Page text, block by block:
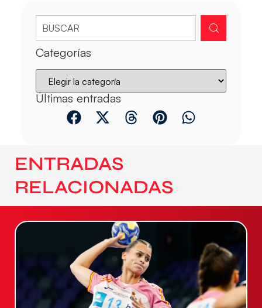
Categorías
Últimas entradas
ENTRADAS
RELACIONADAS